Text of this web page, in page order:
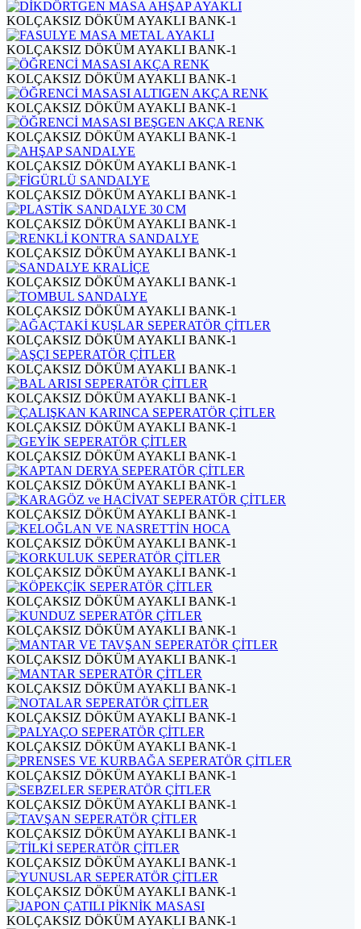
KOLÇAKSIZ DÖKÜM AYAKLI BANK-1
KOLÇAKSIZ DÖKÜM AYAKLI BANK-1
KOLÇAKSIZ DÖKÜM AYAKLI BANK-1
KOLÇAKSIZ DÖKÜM AYAKLI BANK-1
KOLÇAKSIZ DÖKÜM AYAKLI BANK-1
KOLÇAKSIZ DÖKÜM AYAKLI BANK-1
KOLÇAKSIZ DÖKÜM AYAKLI BANK-1
KOLÇAKSIZ DÖKÜM AYAKLI BANK-1
KOLÇAKSIZ DÖKÜM AYAKLI BANK-1
KOLÇAKSIZ DÖKÜM AYAKLI BANK-1
KOLÇAKSIZ DÖKÜM AYAKLI BANK-1
KOLÇAKSIZ DÖKÜM AYAKLI BANK-1
KOLÇAKSIZ DÖKÜM AYAKLI BANK-1
KOLÇAKSIZ DÖKÜM AYAKLI BANK-1
KOLÇAKSIZ DÖKÜM AYAKLI BANK-1
KOLÇAKSIZ DÖKÜM AYAKLI BANK-1
KOLÇAKSIZ DÖKÜM AYAKLI BANK-1
KOLÇAKSIZ DÖKÜM AYAKLI BANK-1
KOLÇAKSIZ DÖKÜM AYAKLI BANK-1
KOLÇAKSIZ DÖKÜM AYAKLI BANK-1
KOLÇAKSIZ DÖKÜM AYAKLI BANK-1
KOLÇAKSIZ DÖKÜM AYAKLI BANK-1
KOLÇAKSIZ DÖKÜM AYAKLI BANK-1
KOLÇAKSIZ DÖKÜM AYAKLI BANK-1
KOLÇAKSIZ DÖKÜM AYAKLI BANK-1
KOLÇAKSIZ DÖKÜM AYAKLI BANK-1
KOLÇAKSIZ DÖKÜM AYAKLI BANK-1
KOLÇAKSIZ DÖKÜM AYAKLI BANK-1
KOLÇAKSIZ DÖKÜM AYAKLI BANK-1
KOLÇAKSIZ DÖKÜM AYAKLI BANK-1
KOLÇAKSIZ DÖKÜM AYAKLI BANK-1
KOLÇAKSIZ DÖKÜM AYAKLI BANK-1